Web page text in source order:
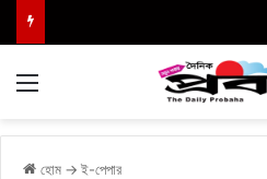
হোম → ই-পেপার